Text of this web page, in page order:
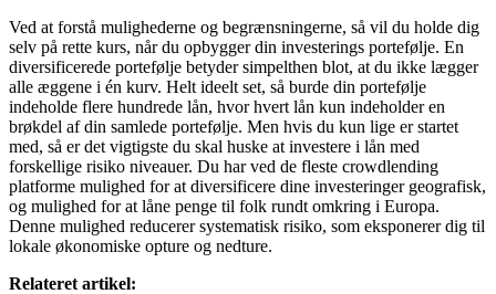
Ved at forstå mulighederne og begrænsningerne, så vil du holde dig
selv på rette kurs, når du opbygger din investerings portefølje. En
diversificerede portefølje betyder simpelthen blot, at du ikke lægger
alle æggene i én kurv. Helt ideelt set, så burde din portefølje
indeholde flere hundrede lån, hvor hvert lån kun indeholder en
brøkdel af din samlede portefølje. Men hvis du kun lige er startet
med, så er det vigtigste du skal huske at investere i lån med
forskellige risiko niveauer. Du har ved de fleste crowdlending
platforme mulighed for at diversificere dine investeringer geografisk,
og mulighed for at låne penge til folk rundt omkring i Europa.
Denne mulighed reducerer systematisk risiko, som eksponerer dig til
lokale økonomiske opture og nedture.
Relateret artikel: